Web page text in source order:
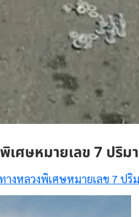
เศษหมายเลข 7 ปริ
ทางหลวงพิเศษหมายเลข 7 ป